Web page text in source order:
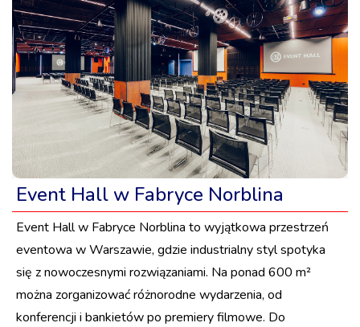
Event Hall w Fabryce Norblina
Event Hall w Fabryce Norblina to wyjątkowa przestrzeń
eventowa w Warszawie, gdzie industrialny styl spotyka
się z nowoczesnymi rozwiązaniami. Na ponad 600 m²
można zorganizować różnorodne wydarzenia, od
konferencji i bankietów po premiery filmowe. Do